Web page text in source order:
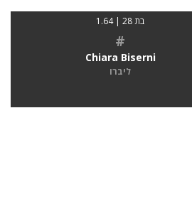
בת 28 | 1.64
#
Chiara Biserni
ליברו